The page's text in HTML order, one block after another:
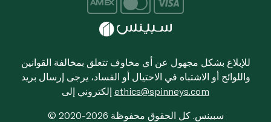
للإبلاغ بشكل مجهول عن أي مخاوف تتعلق بمخالفة القوانين
واللوائح أو الاشتباه في الاحتيال أو الفساد، يرجى إرسال بريد
ethics@spinneys.com
© 2020-2026 سبينس. كل الحقوق محفوظة